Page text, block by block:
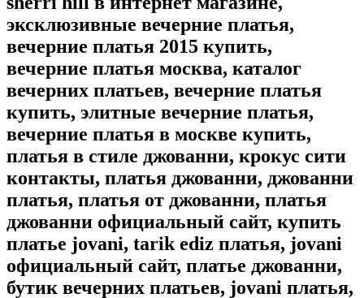
эксклюзивные вечерние платья,
вечерние платья 2015 купить,
вечерние платья москва, каталог
вечерних платьев, вечерние платья
купить, элитные вечерние платья,
вечерние платья в москве купить,
платья в стиле джованни, крокус сити
контакты, платья джованни, джованни
платья, платья от джованни, платья
джованни официальный сайт, купить
платье jovani, tarik ediz платья, jovani
официальный сайт, платье джованни,
бутик вечерних платьев, jovani платья,